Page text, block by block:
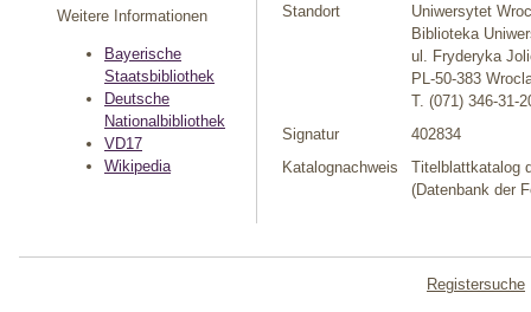
Weitere Informationen
Bayerische
Staatsbibliothek
Deutsche
Nationalbibliothek
VD17
Wikipedia
Standort
Uniwersytet
Biblioteka
ul. Fryderyka
PL-50-383
T. (071) 346-31-
Signatur
402834
Katalognachweis
Titelblattkatalog
(Datenbank der
Registersuche